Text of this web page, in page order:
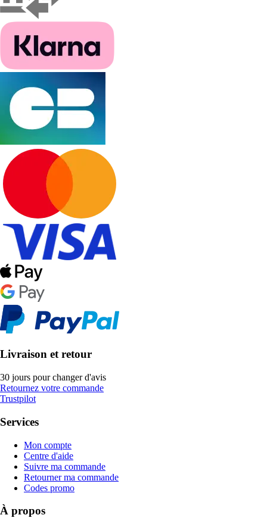
Livraison et retour
30 jours pour changer d'avis
Retournez votre commande
Trustpilot
Services
Mon compte
Centre d'aide
Suivre ma commande
Retourner ma commande
Codes promo
À propos